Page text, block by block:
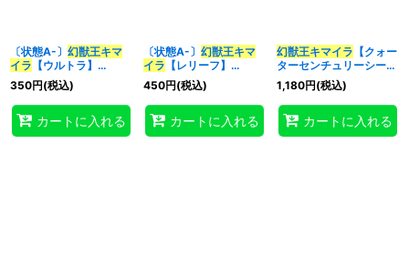
〔状態A-〕 幻獣王キマ
イラ 【ウルトラ】
{DUNE-JP033}《融
合》
350円(税込)
カートに入れる
〔状態A-〕 幻獣王キマ
イラ 【レリーフ】
{DUNE-JP033}《融
合》
450円(税込)
カートに入れる
幻獣王キマイラ 【クォー
ターセンチュリーシーク
レット】{DUNE-
JP033}《融合》
1,180円(税込)
カートに入れる